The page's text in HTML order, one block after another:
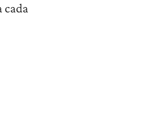
cada